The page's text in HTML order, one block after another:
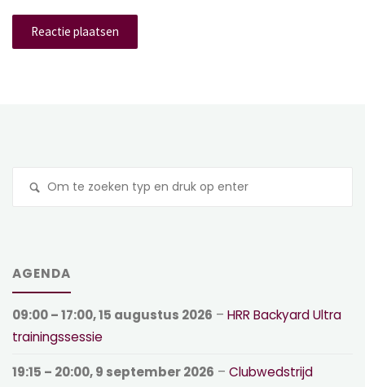
AGENDA
09:00– 17:00,15 augustus 2026 –HRR Backyard Ultra
trainingssessie
19:15 – 20:00,9 september 2026 –Clubwedstrijd